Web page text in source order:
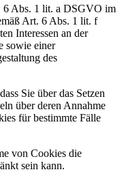
6 Abs. 1 lit. a DSGVO im
Art. 6 Abs. 1 lit. f
Interessen an der
sowie einer
des
Sie über das Setzen
über deren Annahme
für bestimmte Fälle
von Cookies die
sein kann.